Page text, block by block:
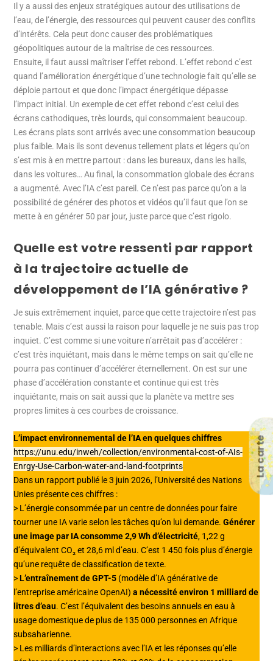
La carte
Il y a aussi des enjeux stratégiques autour des utilisations de
l’eau, de l’énergie, des ressources qui peuvent causer des conflits
d’intérêts. Cela peut donc causer des problématiques
géopolitiques autour de la maîtrise de ces ressources.
Ensuite, il faut aussi maîtriser l’effet rebond. L’effet rebond c’est
quand l’amélioration énergétique d’une technologie fait qu’elle se
déploie partout et que donc l’impact énergétique dépasse
l’impact initial. Un exemple de cet effet rebond c’est celui des
écrans cathodiques, très lourds, qui consommaient beaucoup.
Les écrans plats sont arrivés avec une consommation beaucoup
plus faible. Mais ils sont devenus tellement plats et légers qu’on
s’est mis à en mettre partout : dans les bureaux, dans les halls,
dans les voitures… Au final, la consommation globale des écrans
a augmenté. Avec l’IA c’est pareil. Ce n’est pas parce qu’on a la
possibilité de générer des photos et vidéos qu’il faut que l’on se
mette à en générer 50 par jour, juste parce que c’est rigolo.
Quelle est votre ressenti par rapport
à la trajectoire actuelle de
développement de l’IA générative ?
Je suis extrêmement inquiet, parce que cette trajectoire n’est pas
tenable. Mais c’est aussi la raison pour laquelle je ne suis pas trop
inquiet. C’est comme si une voiture n’arrêtait pas d’accélérer :
c’est très inquiétant, mais dans le même temps on sait qu’elle ne
pourra pas continuer d’accélérer éternellement. On est sur une
phase d’accélération constante et continue qui est très
inquiétante, mais on sait aussi que la planète va mettre ses
propres limites à ces courbes de croissance.
L’impact environnemental de l’IA en quelques chiffres
https://unu.edu/inweh/collection/environmental-cost-of-AIs-
Enrgy-Use-Carbon-water-and-land-footprints
Dans un rapport publié le 3 juin 2026, l’Université des Nations
Unies présente ces chiffres :
> L’énergie consommée par un centre de données pour faire
tourner une IA varie selon les tâches qu’on lui demande.Générer
une image par IA consomme 2,9 Wh d’électricité, 1,22 g
d’équivalent CO₂ et 28,6 ml d’eau. C’est 1 450 fois plus d’énergie
qu’une requête de classification de texte.
>L’entraînement de GPT-5 (modèle d’IA générative de
l’entreprise américaine OpenAI) a nécessité environ 1 milliard de
litres d’eau. C’est l’équivalent des besoins annuels en eau à
usage domestique de plus de 135 000 personnes en Afrique
subsaharienne.
> Les milliards d’interactions avec l’IA et les réponses qu’elle